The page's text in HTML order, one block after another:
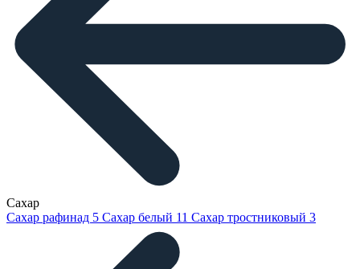
Сахар
Сахар рафинад 5 Сахар белый 11 Сахар тростниковый 3